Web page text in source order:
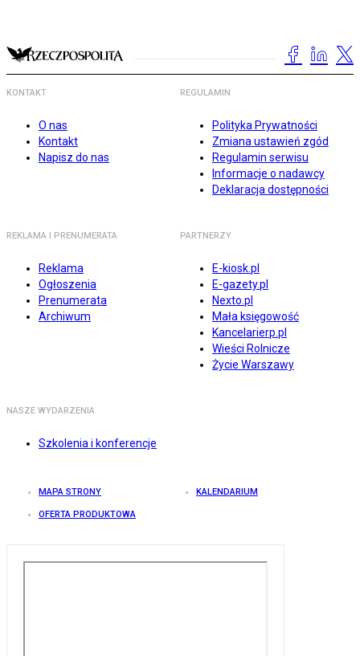
KONTAKT
O nas
Kontakt
Napisz do nas
REGULAMIN
Polityka Prywatności
Zmiana ustawień zgód
Regulamin serwisu
Informacje o nadawcy
Deklaracja dostępności
REKLAMA I PRENUMERATA
Reklama
Ogłoszenia
Prenumerata
Archiwum
PARTNERZY
E-kiosk.pl
E-gazety.pl
Nexto.pl
Mała księgowość
Kancelarierp.pl
Wieści Rolnicze
Życie Warszawy
NASZE WYDARZENIA
Szkolenia i konferencje
MAPA STRONY KALENDARIUM
OFERTA PRODUKTOWA